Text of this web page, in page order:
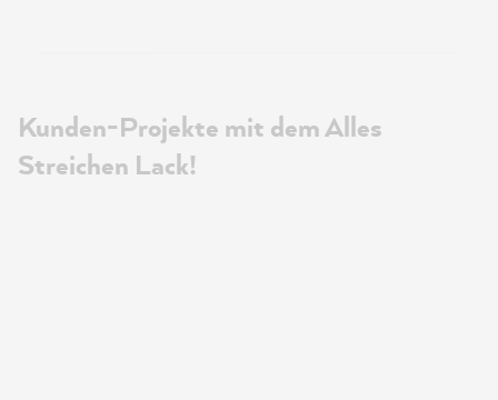
Kunden-Projekte mit dem Alles
Streichen Lack!